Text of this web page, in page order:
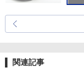
関連記事